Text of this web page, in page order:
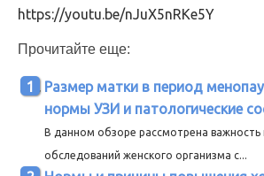
https://youtu.be/nJuX5nRKe5Y
Прочитайте еще:
Размер матки в период
нормы УЗИ и патологические
В данном обзоре рассмотрена важность
обследований женского организма с...